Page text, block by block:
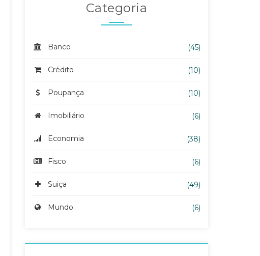
Categoria
Banco (45)
Crédito (10)
Poupança (10)
Imobiliário (6)
Economia (38)
Fisco (6)
Suiça (49)
Mundo (6)